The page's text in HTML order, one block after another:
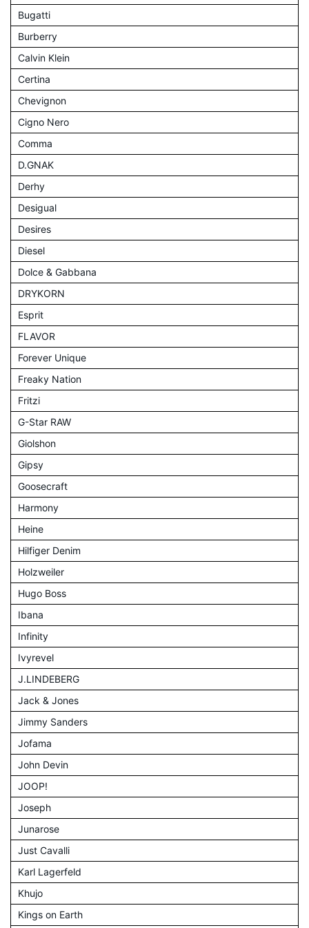
Bugatti
Burberry
Calvin Klein
Certina
Chevignon
Cigno Nero
Comma
D.GNAK
Derhy
Desigual
Desires
Diesel
Dolce & Gabbana
DRYKORN
Esprit
FLAVOR
Forever Unique
Freaky Nation
Fritzi
G-Star RAW
Giolshon
Gipsy
Goosecraft
Harmony
Heine
Hilfiger Denim
Holzweiler
Hugo Boss
Ibana
Infinity
Ivyrevel
J.LINDEBERG
Jack & Jones
Jimmy Sanders
Jofama
John Devin
JOOP!
Joseph
Junarose
Just Cavalli
Karl Lagerfeld
Khujo
Kings on Earth